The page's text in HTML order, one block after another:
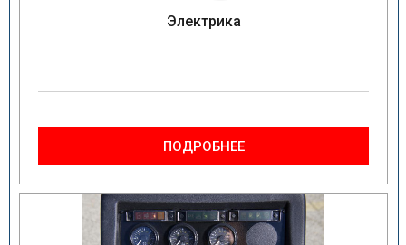
Электрика
ПОДРОБНЕЕ